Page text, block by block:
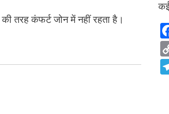
तरह कंफर्ट जोन में नहीं रहता है।